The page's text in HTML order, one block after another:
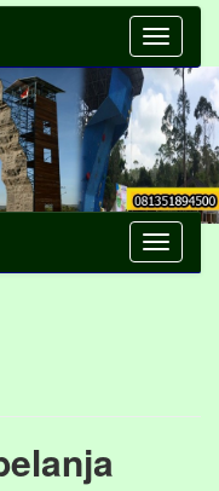
Toggle
Toggle